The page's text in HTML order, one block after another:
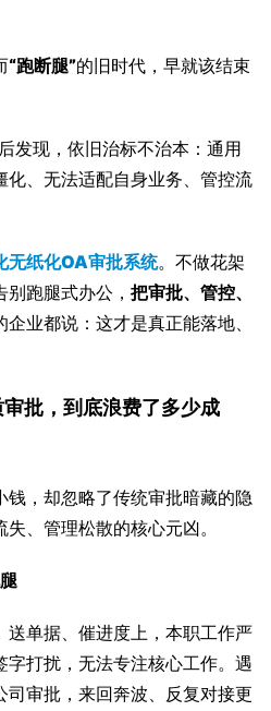
“跑断腿”的旧时代，早就该结束
发现，依旧治标不治本：通用
化、无法适配自身业务、管控流
无纸化OA审批系统。不做花架
跑腿式办公， 把审批、管控、
企业都说：这才是真正能落地、
批，到底浪费了多少成
，却忽略了传统审批暗藏的隐
、管理松散的核心元凶。
送单据、催进度上，本职工作严
打扰，无法专注核心工作。遇
审批，来回奔波、反复对接更